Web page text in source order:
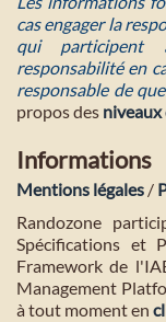
cas engager la
qui participent
responsabilité en
responsable de
propos des
Informations
Mentions légales /
Randozone
Spécifications et
Framework de
Management
à tout moment en